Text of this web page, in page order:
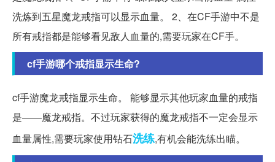
洗炼到五星魔龙戒指可以显示血量。 2、在CF手游中不是
所有戒指都是能够看见敌人血量的,需要玩家在CF手。
cf手游哪个戒指显示生命?
cf手游魔龙戒指显示生命。 能够显示其他玩家血量的戒指
是——魔龙戒指。不过玩家获得的魔龙戒指不一定会显示
血量属性,需要玩家使用钻石洗练,有机会能洗练出瞄。